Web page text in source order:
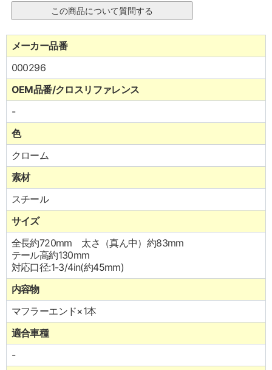
メーカー品番
000296
OEM品番/クロスリファレンス
-
色
クローム
素材
スチール
サイズ
全長約720mm 太さ（真ん中）約83mm
テール高約130mm
対応口径:1-3/4in(約45mm)
内容物
マフラーエンド×1本
適合車種
-